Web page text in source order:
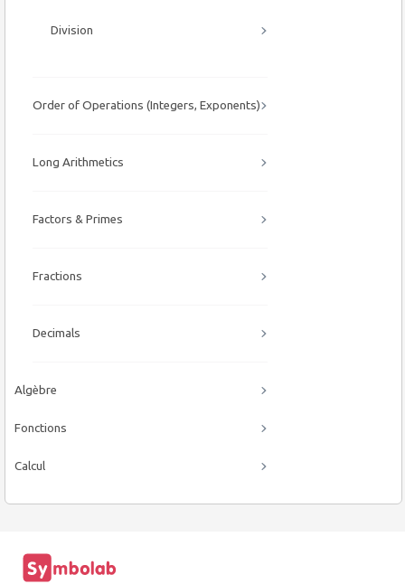
Division
Order of Operations (Integers, Exponents)
Long Arithmetics
Factors & Primes
Fractions
Decimals
Algèbre
Fonctions
Calcul